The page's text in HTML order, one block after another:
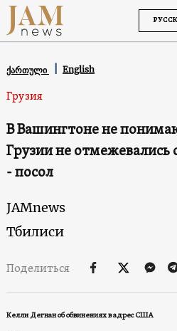
ქართული English
Грузия
В Вашингтоне не
Грузии не
- посол
JAMnews
Тбилиси
Поделиться
Келли Дегнан об обвинениях в адрес США